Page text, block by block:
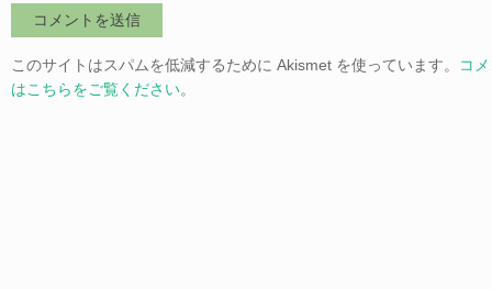
このサイトはスパムを低減するために Akismet を使っています。
コ
はこちらをご覧ください。